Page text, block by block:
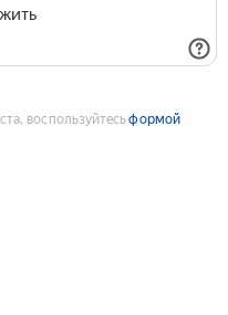
воспользуйтесьформой